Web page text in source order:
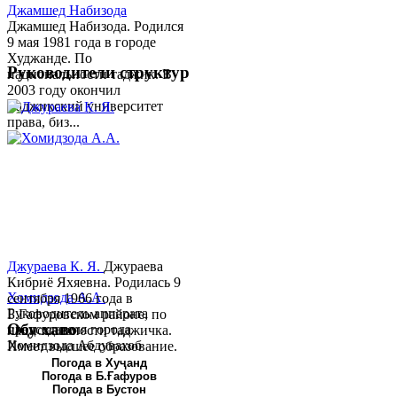
Джамшед Набизода
Джамшед Набизода. Родился
9 мая 1981 года в городе
Худжанде. По
национальности таджик. В
2003 году окончил
Таджикский университет
права, биз...
Хомидзода А.А.
Руководитель аппарата
председателя города
Хомидзода Абдувахоб
Абдумаджид родился 8
июня 1978 года в городе
Худжанде. По
Руководители структур
Джураева К. Я. Джураева
Кибриё Яхяевна. Родилась 9
сентября 1966 года в
Б.Гафуровском районе, по
национальности таджичка.
Имеет высшее образование.
В 1997 ...
Обу хаво
Погода в Хуҷанд
Погода в Б.Ғафуров
Погода в Бустон